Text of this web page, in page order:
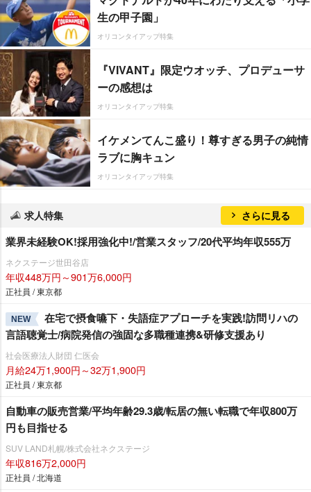
生の甲子園」
オリコンタイアップ特集
『VIVANT』限定ウオッチ、プロデューサ
ーの感想は
オリコンタイアップ特集
イケメンてんこ盛り！尊すぎる男子の純情
ラブに胸キュン
オリコンタイアップ特集
求人特集 さらに見る
業界未経験OK!採用強化中!/営業スタッフ/20代平均年収555万
ネクステージ世田谷店
年収448万円～901万6,000円
正社員 / 東京都
NEW
在宅で摂食嚥下・失語症アプローチを実践!訪問リハの
言語聴覚士/病院発信の強固な多職種連携&研修支援あり
社会医療法人財団 仁医会
月給24万1,900円～32万1,900円
正社員 / 東京都
自動車の販売営業/平均年齢29.3歳/転居の無い転職で年収800万
円も目指せる
SUV LAND札幌/株式会社ネクステージ
年収816万2,000円
正社員 / 北海道